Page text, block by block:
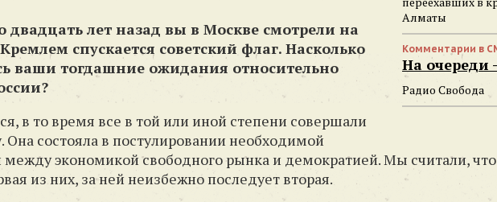
Алматы
Комментарии в
На очереди
Радио Свобода
двадцать лет назад вы в Москве смотрели на
спускается советский флаг. Насколько
ваши тогдашние ожидания относительно
в то время все в той или иной степени совершали
Она состояла в постулировании необходимой
между экономикой свободного рынка и демократией. Мы считали, что
из них, за ней неизбежно последует вторая.